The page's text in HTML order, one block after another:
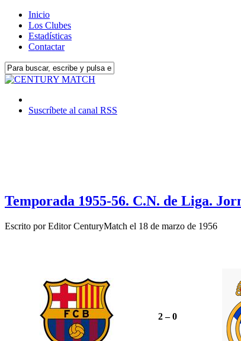
Inicio
Los Clubes
Estadísticas
Contactar
Suscríbete al canal RSS
Temporada 1955-56. C.N. de Liga.
Escrito porEditor CenturyMatch el 18 de marzo de 1956
2 – 0